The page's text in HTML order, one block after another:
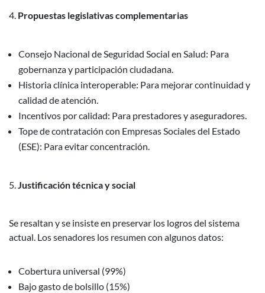
Propuestas legislativas complementarias
Consejo Nacional de Seguridad Social en Salud: Para
gobernanza y participación ciudadana.
Historia clínica interoperable: Para mejorar continuidad y
calidad de atención.
Incentivos por calidad: Para prestadores y aseguradores.
Tope de contratación con Empresas Sociales del Estado
(ESE): Para evitar concentración.
Justificación técnica y social
Se resaltan y se insiste en preservar los logros del sistema
actual. Los senadores los resumen con algunos datos:
Cobertura universal (99%)
Bajo gasto de bolsillo (15%)